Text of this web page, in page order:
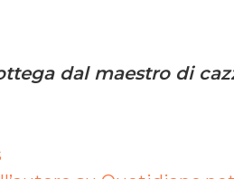
dal maestro di